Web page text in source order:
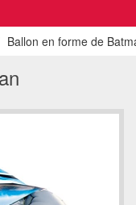
Ballon en forme de